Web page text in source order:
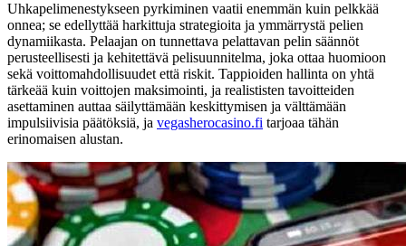
Uhkapelimenestykseen pyrkiminen vaatii enemmän kuin pelkkää
onnea; se edellyttää harkittuja strategioita ja ymmärrystä pelien
dynamiikasta. Pelaajan on tunnettava pelattavan pelin säännöt
perusteellisesti ja kehitettävä pelisuunnitelma, joka ottaa huomioon
sekä voittomahdollisuudet että riskit. Tappioiden hallinta on yhtä
tärkeää kuin voittojen maksimointi, ja realististen tavoitteiden
asettaminen auttaa säilyttämään keskittymisen ja välttämään
impulsiivisia päätöksiä, ja vegasherocasino.fi tarjoaa tähän
erinomaisen alustan.